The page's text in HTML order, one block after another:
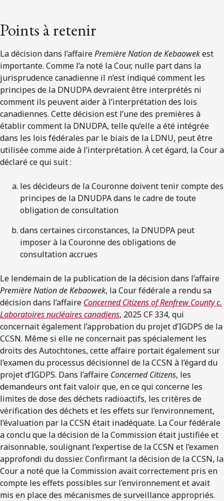
Points à retenir
La décision dans l’affairePremière Nation deKebaowekest
importante. Comme l’a noté la Cour, nulle part dans la
jurisprudence canadienne il n’est indiqué comment les
principes de la DNUDPA devraient être interprétés ni
comment ils peuvent aider à l’interprétation des lois
canadiennes. Cette décision est l’une des premières à
établir comment la DNUDPA, telle qu’elle a été intégrée
dans les lois fédérales par le biais de la LDNU, peut être
utilisée comme aide à l’interprétation. À cet égard, la Cour a
déclaré ce qui suit :
les décideurs de la Couronne doivent tenir compte des
principes de la DNUDPA dans le cadre de toute
obligation de consultation
dans certaines circonstances, la DNUDPA peut
imposer à la Couronne des obligations de
consultation accrues
Le lendemain de la publication de la décision dans l’affaire
Première Nation deKebaowek, la Cour fédérale a rendu sa
décision dans l’affaire Concerned Citizens of Renfrew County c.
Laboratoires nucléaires canadiens, 2025 CF 334, qui
concernait également l’approbation du projet d’IGDPS de la
CCSN. Même si elle ne concernait pas spécialement les
droits des Autochtones, cette affaire portait également sur
l’examen du processus décisionnel de la CCSN à l’égard du
projet d’IGDPS. Dans l’affaire Concerned Citizens, les
demandeurs ont fait valoir que, en ce qui concerne les
limites de dose des déchets radioactifs, les critères de
vérification des déchets et les effets sur l’environnement,
l’évaluation par la CCSN était inadéquate. La Cour fédérale
a conclu que la décision de la Commission était justifiée et
raisonnable, soulignant l’expertise de la CCSN et l’examen
approfondi du dossier. Confirmant la décision de la CCSN, la
Cour a noté que la Commission avait correctement pris en
compte les effets possibles sur l’environnement et avait
mis en place des mécanismes de surveillance appropriés.